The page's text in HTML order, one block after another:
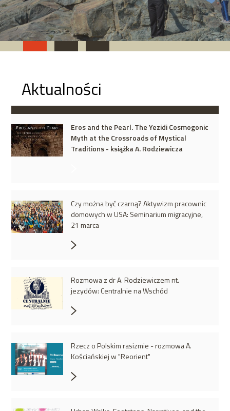
Aktualności
Eros and the Pearl. The Yezidi Cosmogonic
Myth at the Crossroads of Mystical
Traditions - książka A. Rodziewicza
Czy można być czarną? Aktywizm pracownic
domowych w USA: Seminarium migracyjne,
21 marca
Rozmowa z dr A. Rodziewiczem nt.
jezydów: Centralnie na Wschód
Rzecz o Polskim rasizmie - rozmowa A.
Kościańskiej w "Reorient"